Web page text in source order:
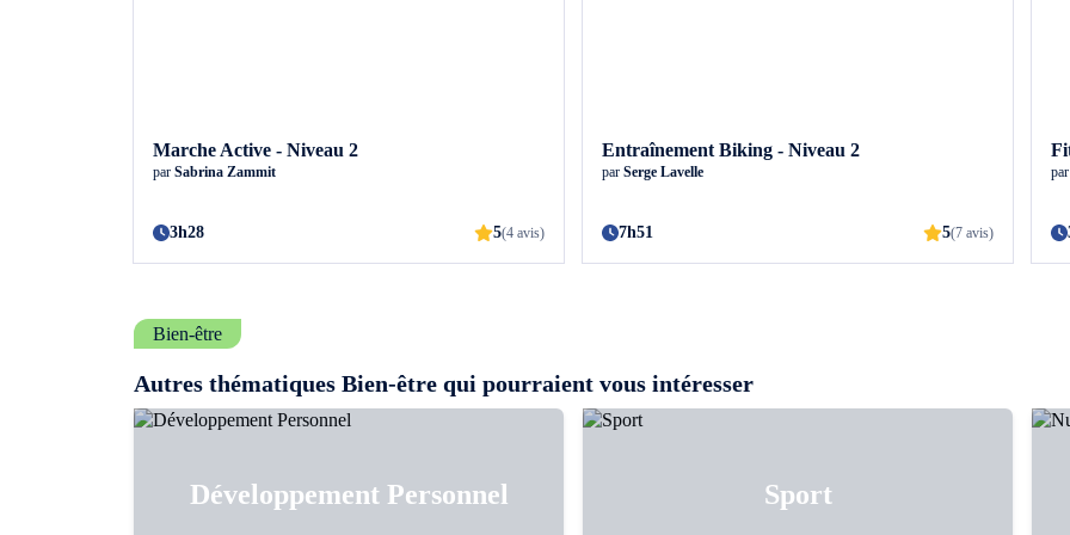
Marche Active - Niveau 2
par Sabrina Zammit
3h28 5(4 avis)
Entraînement Biking - Niveau 2
par Serge Lavelle
7h51 5(7 avis)
par
Bien-être
Autres thématiques Bien-être qui pourraient vous intéresser
Développement Personnel Sport